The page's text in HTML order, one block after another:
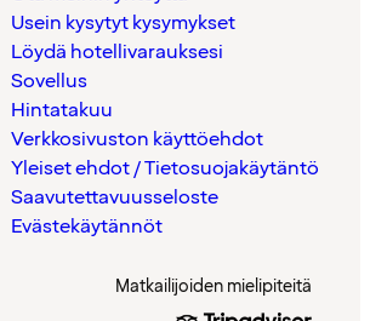
Usein kysytyt kysymykset
Löydä hotellivarauksesi
Sovellus
Hintatakuu
Verkkosivuston käyttöehdot
Yleiset ehdot / Tietosuojakäytäntö
Saavutettavuusseloste
Evästekäytännöt
Matkailijoiden mielipiteitä